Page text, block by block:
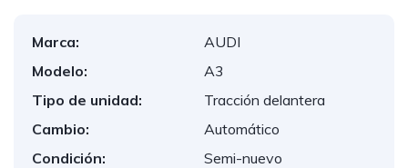
Marca:
AUDI
Modelo:
A3
Tipo de unidad:
Tracción delantera
Cambio:
Automático
Condición:
Semi-nuevo